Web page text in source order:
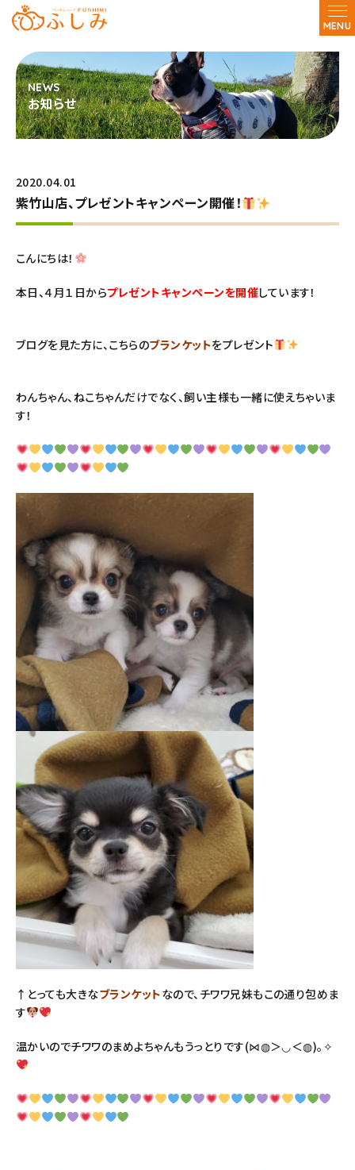
MENU
お知らせ
2020.04.01
紫竹山店、プレゼントキャンペーン開催！
こんにちは！
本日、４月１日からプレゼントキャンペーンを開催しています！
ブログを見た方に、こちらのブランケットをプレゼント
わんちゃん、ねこちゃんだけでなく、飼い主様も一緒に使えちゃいま
す！
↑とっても大きなブランケットなので、チワワ兄妹もこの通り包めま
す
温かいのでチワワのまめよちゃんもうっとりです(⋈◍＞◡＜◍)。✧